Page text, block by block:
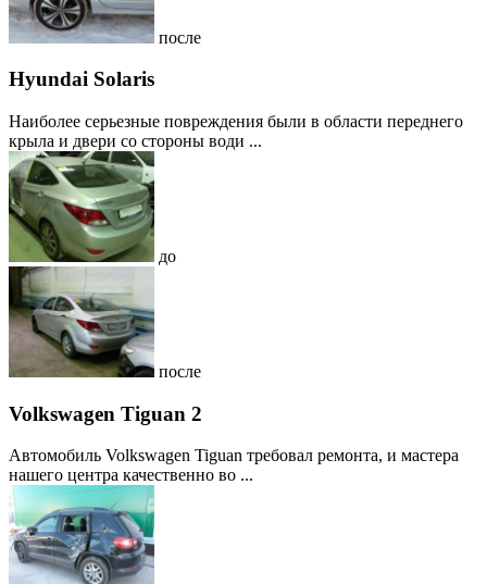
после
Hyundai Solaris
Наиболее серьезные повреждения были в области переднего
крыла и двери со стороны води ...
до
после
Volkswagen Tiguan 2
Автомобиль Volkswagen Tiguan требовал ремонта, и мастера
нашего центра качественно во ...